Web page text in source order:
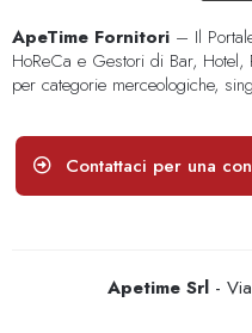
ApeTime Fornitori – Il
HoReCa e Gestori di Bar,
per categorie merceologiche,
Contattaci per una
Apetime Srl -